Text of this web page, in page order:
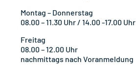
Montag – Donnerstag
08.00 – 11.30 Uhr / 14.00 -17.00 Uhr
Freitag
08.00 – 12.00 Uhr
nachmittags nach Voranmeldung